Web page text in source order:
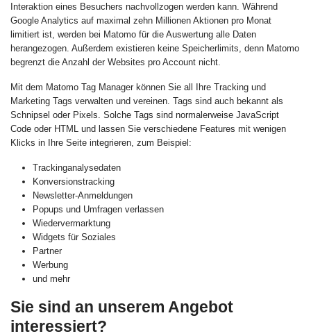
Interaktion eines Besuchers nachvollzogen werden kann. Während
Google Analytics auf maximal zehn Millionen Aktionen pro Monat
limitiert ist, werden bei Matomo für die Auswertung alle Daten
herangezogen. Außerdem existieren keine Speicherlimits, denn Matomo
begrenzt die Anzahl der Websites pro Account nicht.
Mit dem Matomo Tag Manager können Sie all Ihre Tracking und
Marketing Tags verwalten und vereinen. Tags sind auch bekannt als
Schnipsel oder Pixels. Solche Tags sind normalerweise JavaScript
Code oder HTML und lassen Sie verschiedene Features mit wenigen
Klicks in Ihre Seite integrieren, zum Beispiel:
Trackinganalysedaten
Konversionstracking
Newsletter-Anmeldungen
Popups und Umfragen verlassen
Wiedervermarktung
Widgets für Soziales
Partner
Werbung
und mehr
Sie sind an unserem Angebot
interessiert?